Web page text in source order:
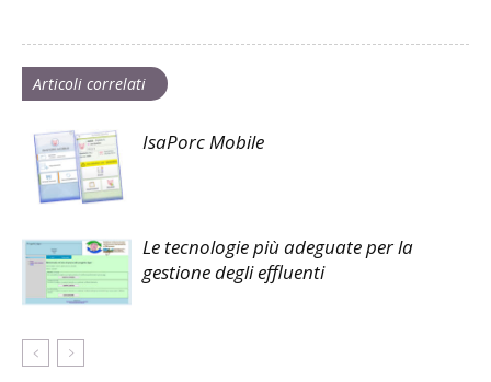
Articoli correlati
IsaPorc Mobile
Le tecnologie più adeguate per la
gestione degli effluenti